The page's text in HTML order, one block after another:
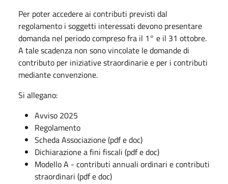
Per poter accedere ai contributi previsti dal
regolamento i soggetti interessati devono presentare
domanda nel periodo compreso fra il 1° e il 31 ottobre.
A tale scadenza non sono vincolate le domande di
contributo per iniziative straordinarie e per i contributi
mediante convenzione.
Si allegano:
Avviso 2025
Regolamento
Scheda Associazione (pdf e doc)
Dichiarazione a fini fiscali (pdf e doc)
Modello A - contributi annuali ordinari e contributi
straordinari (pdf e doc)